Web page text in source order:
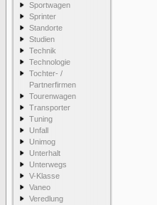
Sportwagen
Sprinter
Standorte
Studien
Technik
Technologie
Tochter- /
Partnerfirmen
Tourenwagen
Transporter
Tuning
Unfall
Unimog
Unterhalt
Unterwegs
V-Klasse
Vaneo
Veredlung